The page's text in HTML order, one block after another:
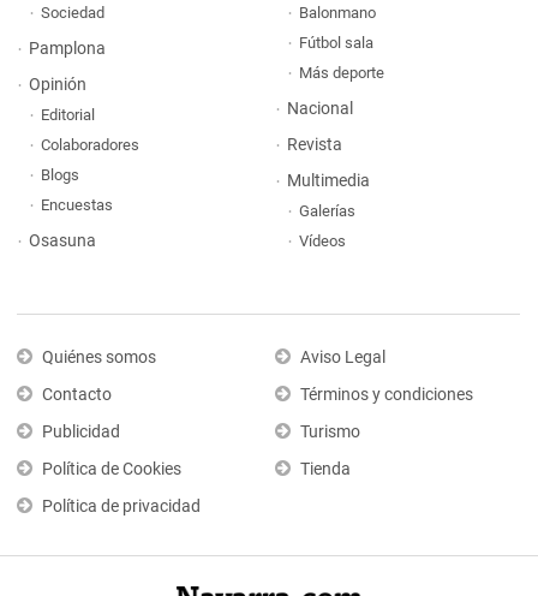
Sociedad
Pamplona
Opinión
Editorial
Colaboradores
Blogs
Encuestas
Osasuna
Balonmano
Fútbol sala
Más deporte
Nacional
Revista
Multimedia
Galerías
Vídeos
Quiénes somos
Contacto
Publicidad
Política de Cookies
Política de privacidad
Aviso Legal
Términos y condiciones
Turismo
Tienda